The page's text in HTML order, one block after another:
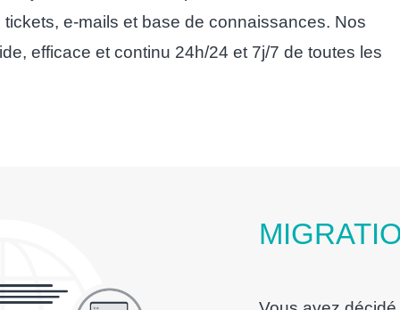
e-mails et base de connaissances. Nos
efficace et continu 24h/24 et 7j/7 de toutes les